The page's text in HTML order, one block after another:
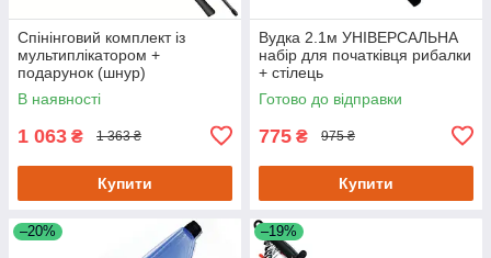
Спінінговий комплект із
мультиплікатором +
подарунок (шнур)
В наявності
1 063 ₴ 1 363 ₴
Купити
Вудка 2.1м УНІВЕРСАЛЬНА
набір для початківця рибалки
+ стілець
Готово до відправки
775 ₴ 975 ₴
Купити
–20% –19%